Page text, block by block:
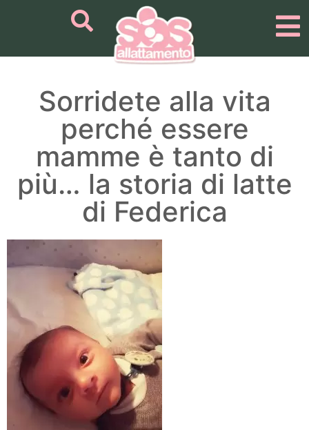
Sorridete alla vita
perché essere
mamme è tanto di
più… la storia di latte
di Federica